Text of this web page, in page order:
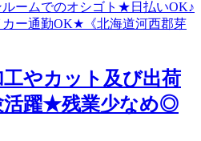
やカット及び出荷
活躍★残業少なめ◎